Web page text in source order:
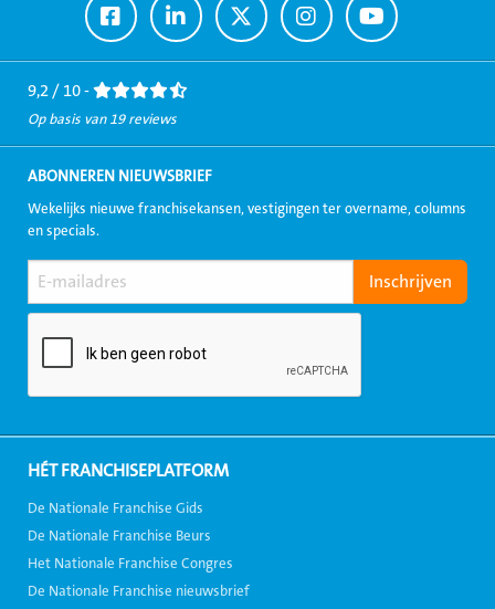
Ga
naar
Facebook
Ga
naar
LinkedIn
Ga
naar
Twitter
Ga
naar
Instagram
Ga
naar
Youtube
9,2 / 10 -
Op basis van 19 reviews
ABONNEREN NIEUWSBRIEF
Wekelijks nieuwe franchisekansen, vestigingen ter overname, columns
en specials.
HÉT FRANCHISEPLATFORM
De Nationale Franchise Gids
De Nationale Franchise Beurs
Het Nationale Franchise Congres
De Nationale Franchise nieuwsbrief